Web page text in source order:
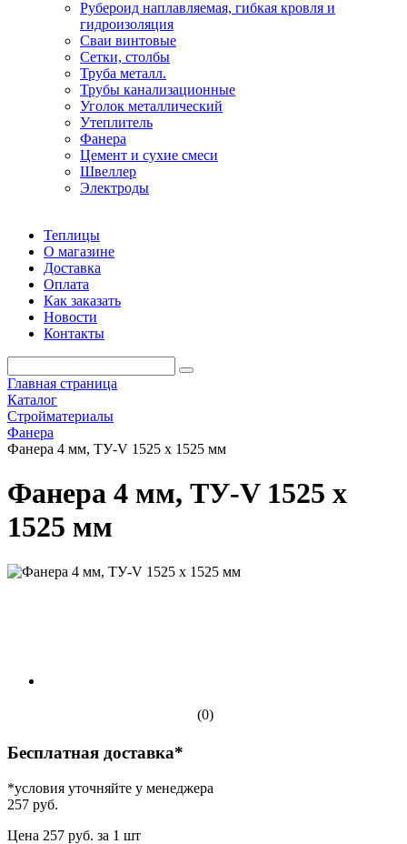
Рубероид наплавляемая, гибкая кровля и
гидроизоляция
Сваи винтовые
Сетки, столбы
Труба металл.
Трубы канализационные
Уголок металлический
Утеплитель
Фанера
Цемент и сухие смеси
Швеллер
Электроды
Теплицы
О магазине
Доставка
Оплата
Как заказать
Новости
Контакты
Главная страница
Каталог
Стройматериалы
Фанера
Фанера 4 мм, ТУ-V 1525 х 1525 мм
Фанера 4 мм, ТУ-V 1525 х
1525 мм
(0)
Бесплатная доставка*
*условия уточняйте у менеджера
257 руб.
Цена 257 руб. за 1 шт